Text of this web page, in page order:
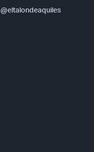
@eltalondeaquiles